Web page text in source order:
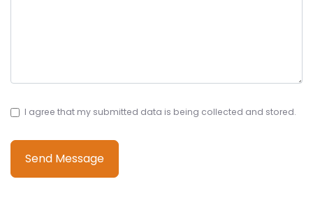
I agree that my submitted data is being collected and stored.
Send Message